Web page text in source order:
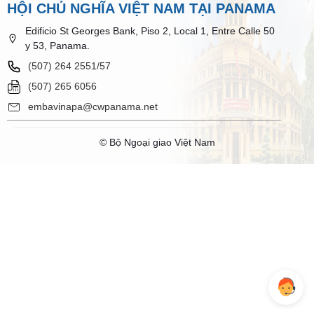
HỘI CHỦ NGHĨA VIỆT NAM TẠI PANAMA
Edificio St Georges Bank, Piso 2, Local 1, Entre Calle 50
y 53, Panama.
(507) 264 2551/57
(507) 265 6056
embavinapa@cwpanama.net
© Bộ Ngoại giao Việt Nam